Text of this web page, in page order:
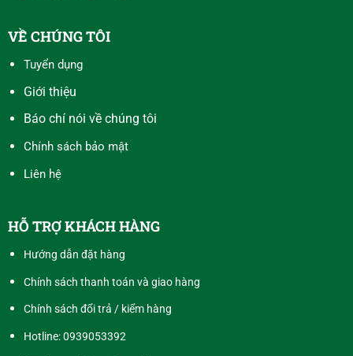
VỀ CHÚNG TÔI
Tuyển dụng
Giới thiệu
Báo chí nói về chúng tôi
Chính sách bảo mật
Liên hệ
HỖ TRỢ KHÁCH HÀNG
Hướng dẫn đặt hàng
Chính sách thanh toán và giao hàng
Chính sách đổi trả / kiểm hàng
Hotline:0939053392